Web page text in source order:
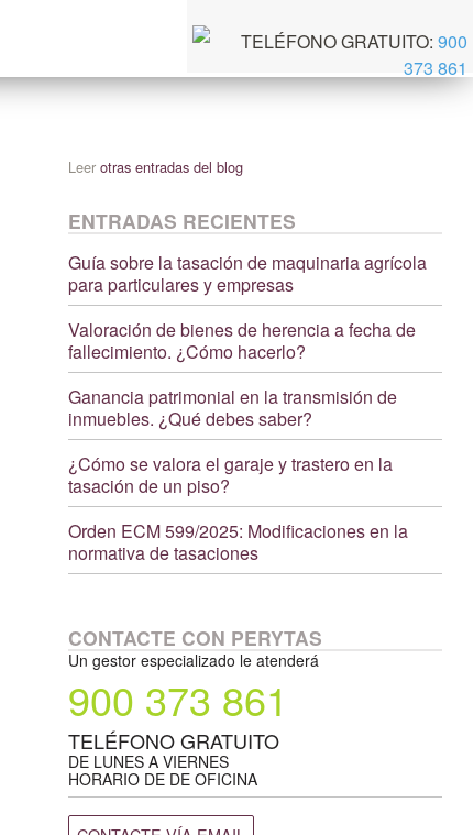
TELÉFONO GRATUITO: 900
373 861
Leer otras entradas del blog
ENTRADAS RECIENTES
Guía sobre la tasación de maquinaria agrícola
para particulares y empresas
Valoración de bienes de herencia a fecha de
fallecimiento. ¿Cómo hacerlo?
Ganancia patrimonial en la transmisión de
inmuebles. ¿Qué debes saber?
¿Cómo se valora el garaje y trastero en la
tasación de un piso?
Orden ECM 599/2025: Modificaciones en la
normativa de tasaciones
CONTACTE CON PERYTAS
Un gestor especializado le atenderá
900 373 861
TELÉFONO GRATUITO
DE LUNES A VIERNES
HORARIO DE DE OFICINA